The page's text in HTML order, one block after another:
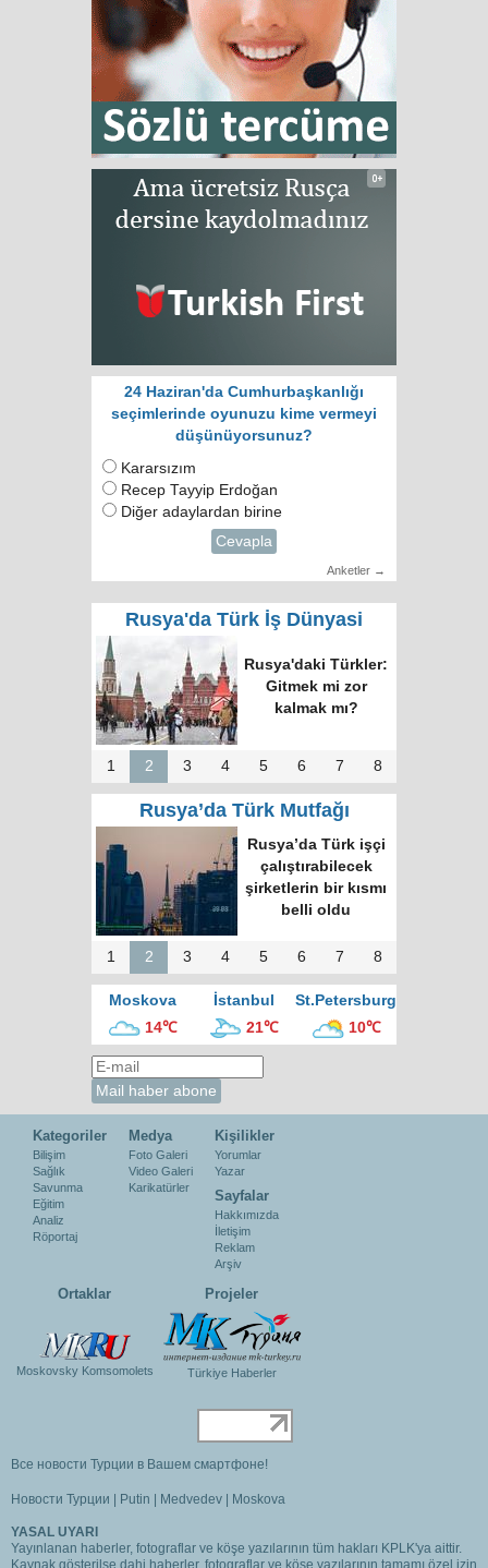
24 Haziran'da Cumhurbaşkanlığı
seçimlerinde oyunuzu kime vermeyi
düşünüyorsunuz?
Kararsızım
Recep Tayyip Erdoğan
Diğer adaylardan birine
Cevapla
Anketler →
Rusya'da Türk İş Dünyasi
Rusya'daki Türkler:
Gitmek mi zor
kalmak mı?
1 2 3 4 5 6 7 8
Rusya’da Türk Mutfağı
Rusya’da Türk işçi
çalıştırabilecek
şirketlerin bir kısmı
belli oldu
1 2 3 4 5 6 7 8
Moskova İstanbul
St.Petersburg
14℃
21℃ 10℃
Kategoriler
Bilişim
Sağlık
Savunma
Eğitim
Analiz
Röportaj
Medya
Foto Galeri
Video Galeri
Karikatürler
Kişilikler
Yorumlar
Yazar
Sayfalar
Hakkımızda
İletişim
Reklam
Arşiv
Ortaklar
Moskovsky Komsomolets
Projeler
Türkiye Haberler
Все новости Турции в Вашем смартфоне!
Новости Турции Putin Medvedev Moskova
YASAL UYARI
Yayınlanan haberler, fotograflar ve köşe yazılarının tüm hakları KPLK'ya aittir.
Kaynak gösterilse dahi haberler, fotograflar ve köşe yazılarının tamamı özel izin